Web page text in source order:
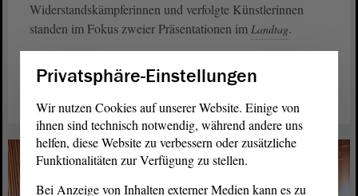
Widerstandskämpferinnen und verfolgte Künstlerinnen
standen im Fokus zweier Präsentationen im Landtag.
Privatsphäre-Einstellungen
Wir nutzen Cookies auf unserer Website. Einige von
ihnen sind technisch notwendig, während andere uns
helfen, diese Website zu verbessern oder zusätzliche
Funktionalitäten zur Verfügung zu stellen.
Bei Anzeige von Inhalten externer Medien kann es zu